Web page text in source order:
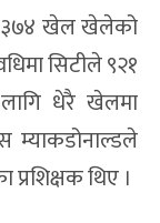
३७४ खेल खेलेको
सिटीले ९२१
धेरै खेलमा
म्याकडोनाल्डले
थिए ।